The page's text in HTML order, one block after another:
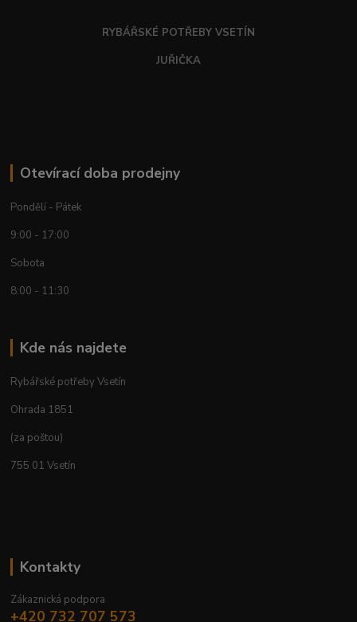
RYBÁŘSKÉ POTŘEBY VSETÍN
JUŘIČKA
Otevírací doba prodejny
Pondělí - Pátek
9:00 - 17:00
Sobota
8:00 - 11:30
Kde nás najdete
Rybářské potřeby Vsetín
Ohrada 1851
(za poštou)
755 01 Vsetín
Kontakty
Zákaznická podpora
+420 732 707 573